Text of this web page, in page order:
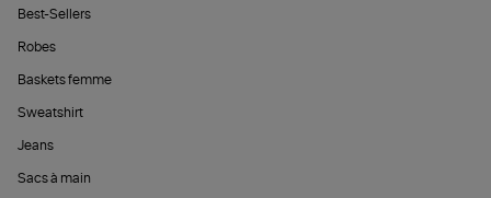
Best-Sellers
Robes
Baskets femme
Sweatshirt
Jeans
Sacs à main